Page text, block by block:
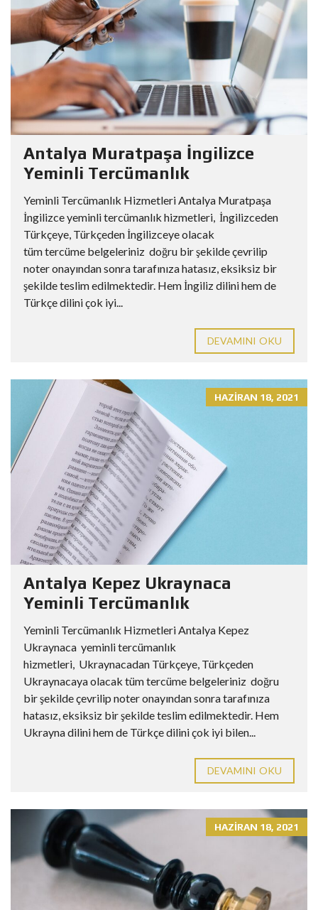
Antalya Muratpaşa İngilizce
Yeminli Tercümanlık
Yeminli Tercümanlık Hizmetleri Antalya Muratpaşa
İngilizce yeminli tercümanlık hizmetleri, İngilizceden
Türkçeye, Türkçeden İngilizceye olacak
tüm tercüme belgeleriniz doğru bir şekilde çevrilip
noter onayından sonra tarafınıza hatasız, eksiksiz bir
şekilde teslim edilmektedir. Hem İngiliz dilini hem de
Türkçe dilini çok iyi...
DEVAMINI OKU
HAZIRAN 18, 2021
Antalya Kepez Ukraynaca
Yeminli Tercümanlık
Yeminli Tercümanlık Hizmetleri Antalya Kepez
Ukraynaca yeminli tercümanlık
hizmetleri, Ukraynacadan Türkçeye, Türkçeden
Ukraynacaya olacak tüm tercüme belgeleriniz doğru
bir şekilde çevrilip noter onayından sonra tarafınıza
hatasız, eksiksiz bir şekilde teslim edilmektedir. Hem
Ukrayna dilini hem de Türkçe dilini çok iyi bilen...
DEVAMINI OKU
HAZIRAN 18, 2021